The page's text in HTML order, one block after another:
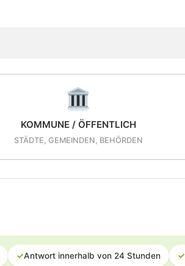
KOMMUNE / ÖFFENTLICH
STÄDTE, GEMEINDEN, BEHÖRDEN
✓Antwort innerhalb von 24 Stunden ✓